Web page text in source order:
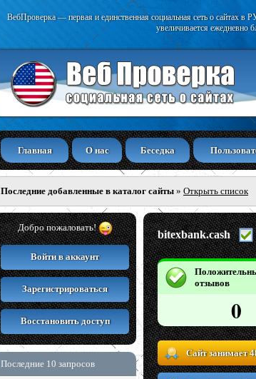
ВебПроверка — первая и единственная социальная сеть о сайтах
увеличивается ежедневно
Главная О нас Беседка
Последние добавленные в каталог сайты » Открыть список
Добро пожаловать!
Войти в аккаунт
Зарегистрироваться
Восстановить доступ
Последние 10 запросов
bitexbank.cash
отзывов
0
Сайт занимает